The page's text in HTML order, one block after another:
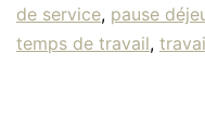
de service, pause
temps de travail,